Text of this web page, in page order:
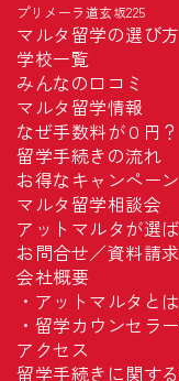
プリメーラ道玄坂225
マルタ留学の選び方
学校一覧
みんなの口コミ
マルタ留学情報
なぜ手数料が０円？
留学手続きの流れ
お得なキャンペーン
マルタ留学相談会
アットマルタが選
お問合せ／資料請求
会社概要
・ アットマルタと
・ 留学カウンセラ
アクセス
留学手続きに関す